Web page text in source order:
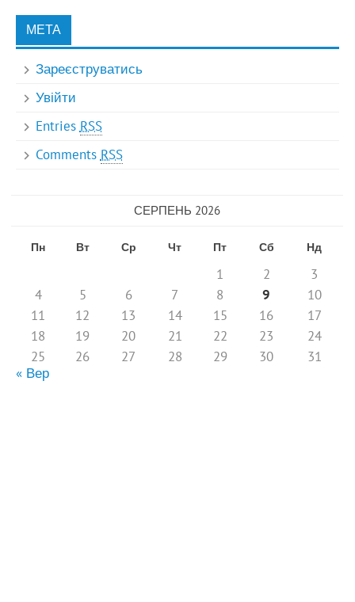
МЕТА
Зареєструватись
Увійти
Entries RSS
Comments RSS
СЕРПЕНЬ 2026
Пн Вт Ср Чт Пт Сб Нд
1 2
3
4
5 6 7 8 9
10
11
12 13 14 15 16
17
18
19 20 21 22 23
24
25
26 27 28 29 30
31
« Вер